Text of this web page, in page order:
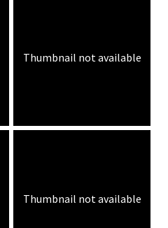
Thumbnail not available
Thumbnail not available